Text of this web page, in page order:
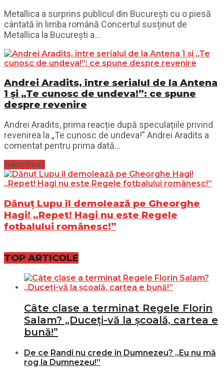
Metallica a surprins publicul din București cu o piesă
cântată în limba română Concertul susținut de
Metallica la București a...
Andrei Aradits, între serialul de la Antena
1 și „Te cunosc de undeva!”: ce spune
despre revenire
Andrei Aradits, prima reacție după speculațiile privind
revenirea la „Te cunosc de undeva!” Andrei Aradits a
comentat pentru prima dată...
Next Post
Dănuț Lupu îl demolează pe Gheorghe
Hagi! „Repet! Hagi nu este Regele
fotbalului românesc!”
TOP ARTICOLE
Câte clase a terminat Regele Florin
Salam? „Duceți-vă la școală, cartea e
bună!”
De ce Randi nu crede în Dumnezeu? „Eu nu mă
rog la Dumnezeu!”